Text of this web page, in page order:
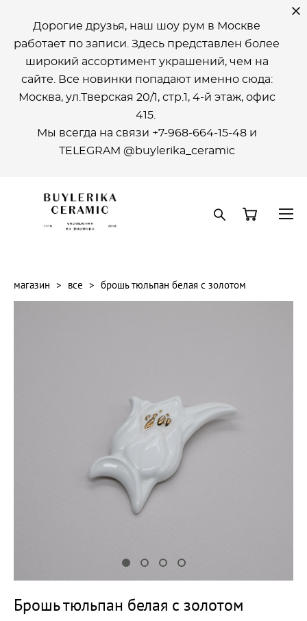
Дорогие друзья, наш шоу рум в Москве
работает по записи. Здесь представлен более
широкий ассортимент украшений, чем на
сайте. Все новинки попадают именно сюда:
Москва, ул.Тверская 20/1, стр.1, 4-й этаж, офиc
415.
Мы всегда на связи +7-968-664-15-48 и
ТELEGRAM @buylerika_ceramic
магазин > все > брошь тюльпан белая с золотом
Брошь тюльпан белая с золотом